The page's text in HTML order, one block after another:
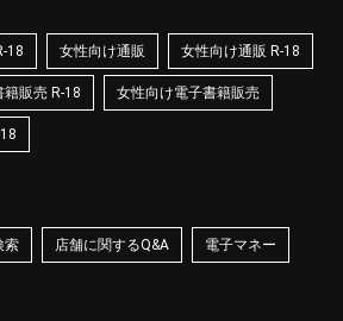
18 女性向け通販 女性向け通販 R-18
籍販売 R-18 女性向け電子書籍販売
索 店舗に関するQ&A 電子マネー